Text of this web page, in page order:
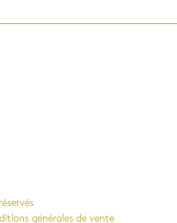
générales de vente